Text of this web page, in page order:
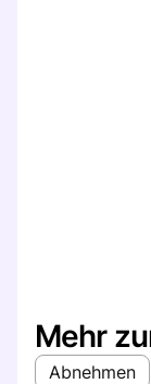
Mehr
Abnehmen